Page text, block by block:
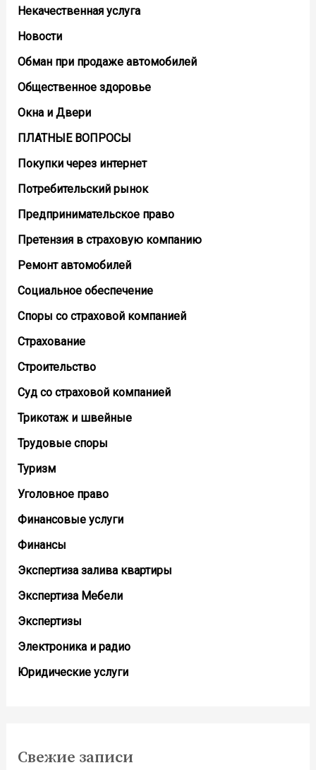
Некачественная услуга
Новости
Обман при продаже автомобилей
Общественное здоровье
Окна и Двери
ПЛАТНЫЕ ВОПРОСЫ
Покупки через интернет
Потребительский рынок
Предпринимательское право
Претензия в страховую компанию
Ремонт автомобилей
Социальное обеспечение
Споры со страховой компанией
Страхование
Строительство
Суд со страховой компанией
Трикотаж и швейные
Трудовые споры
Туризм
Уголовное право
Финансовые услуги
Финансы
Экспертиза залива квартиры
Экспертиза Мебели
Экспертизы
Электроника и радио
Юридические услуги
Свежие записи